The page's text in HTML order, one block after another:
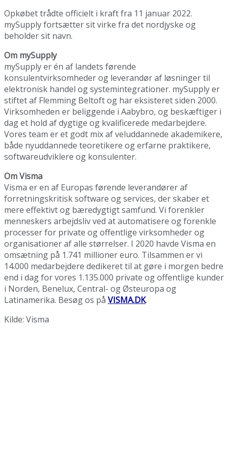
Opkøbet trådte officielt i kraft fra 11 januar 2022.
mySupply fortsætter sit virke fra det nordjyske og
beholder sit navn.
Om mySupply
mySupply er én af landets førende
konsulentvirksomheder og leverandør af løsninger til
elektronisk handel og systemintegrationer. mySupply er
stiftet af Flemming Beltoft og har eksisteret siden 2000.
Virksomheden er beliggende i Aabybro, og beskæftiger i
dag et hold af dygtige og kvalificerede medarbejdere.
Vores team er et godt mix af veluddannede akademikere,
både nyuddannede teoretikere og erfarne praktikere,
softwareudviklere og konsulenter.
Om Visma
Visma er en af Europas førende leverandører af
forretningskritisk software og services, der skaber et
mere effektivt og bæredygtigt samfund. Vi forenkler
menneskers arbejdsliv ved at automatisere og forenkle
processer for private og offentlige virksomheder og
organisationer af alle størrelser. I 2020 havde Visma en
omsætning på 1.741 millioner euro. Tilsammen er vi
14.000 medarbejdere dedikeret til at gøre i morgen bedre
end i dag for vores 1.135.000 private og offentlige kunder
i Norden, Benelux, Central- og Østeuropa og
Latinamerika. Besøg os på VISMA.DK.
Kilde: Visma